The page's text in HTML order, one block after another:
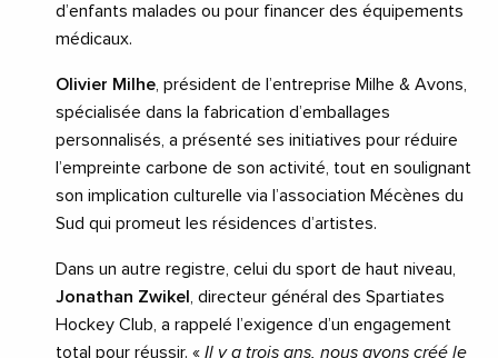
d’enfants malades ou pour financer des équipements
médicaux.
Olivier Milhe , président de l’entreprise Milhe & Avons,
spécialisée dans la fabrication d’emballages
personnalisés, a présenté ses initiatives pour réduire
l’empreinte carbone de son activité, tout en soulignant
son implication culturelle via l’association Mécènes du
Sud qui promeut les résidences d’artistes.
Dans un autre registre, celui du sport de haut niveau,
Jonathan Zwikel , directeur général des Spartiates
Hockey Club, a rappelé l’exigence d’un engagement
total pour réussir. « Il y a trois ans, nous avons créé le